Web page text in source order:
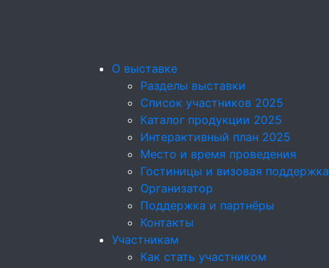
О выставке
Разделы выставки
Список участников 2025
Каталог продукции 2025
Интерактивный план 2025
Место и время проведения
Гостиницы и визовая поддержка
Организатор
Поддержка и партнёры
Контакты
Участникам
Как стать участником